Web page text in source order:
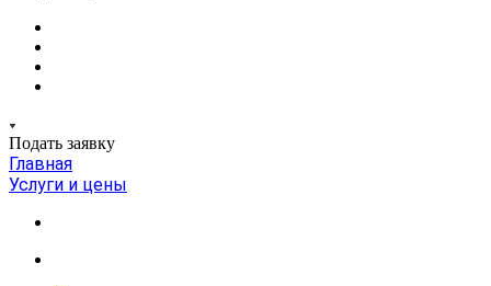
Подать заявку
Главная
Услуги и цены